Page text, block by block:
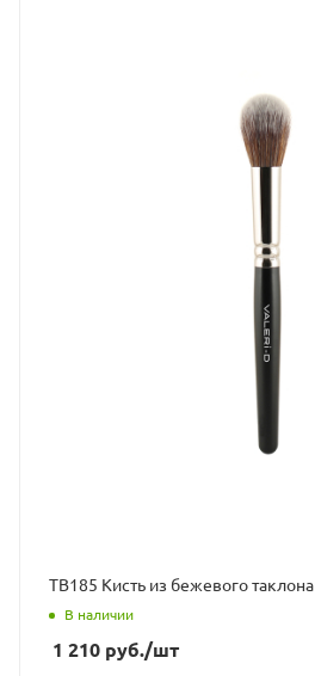
ТВ185 Кисть из бежевого таклона
В наличии
1 210 руб./шт